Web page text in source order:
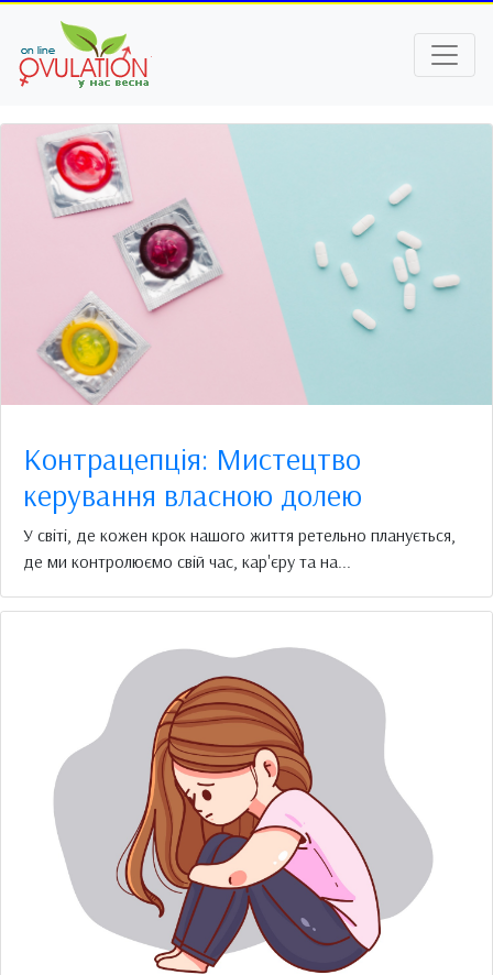
Контрацепція: Мистецтво
керування власною долею
У світі, де кожен крок нашого життя ретельно планується,
де ми контролюємо свій час, кар'єру та на...